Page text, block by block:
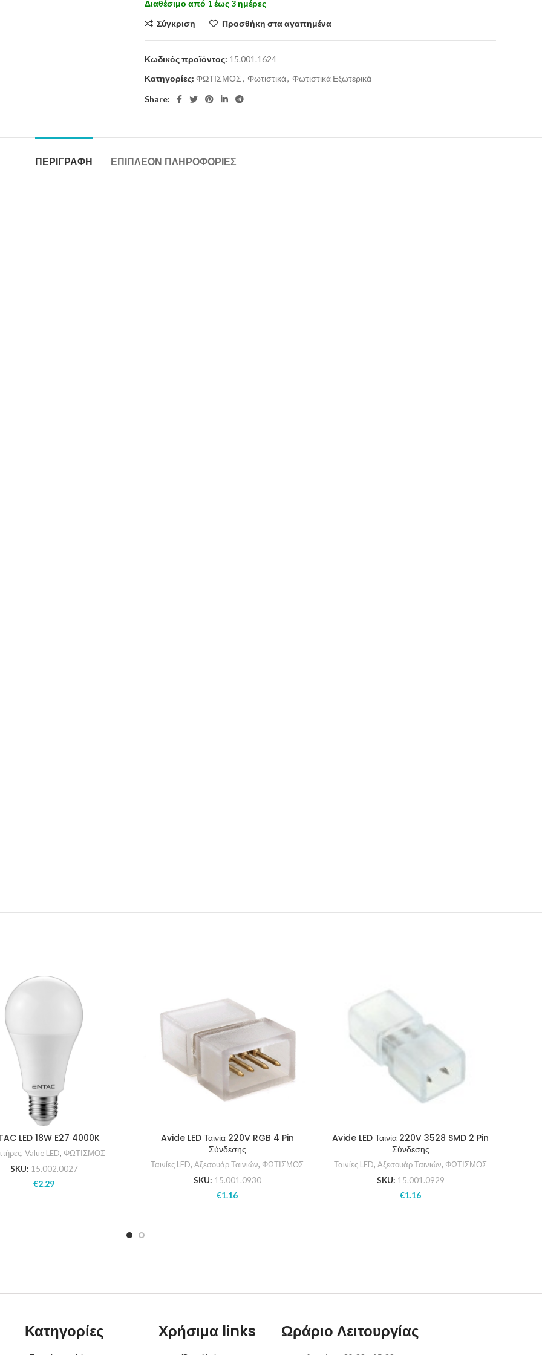
Διαθέσιμο από 1 έως 3 ημέρες
Σύγκριση
Προσθήκη στα αγαπημένα
Κωδικός προϊόντος: 15.001.1624
Κατηγορίες: ΦΩΤΙΣΜΟΣ, Φωτιστικά, Φωτιστικά Εξωτερικά
Share:
ΠΕΡΙΓΡΑΦΉ ΕΠΙΠΛΈΟΝ ΠΛΗΡΟΦΟΡΊΕΣ
LED 18W E27 4000K
, Value LED, ΦΩΤΙΣΜΟΣ
SKU: 15.002.0027
€2.29
Avide LED Ταινία 220V RGB 4 Pin
Σύνδεσης
Ταινίες LED, Αξεσουάρ Ταινιών, ΦΩΤΙΣΜΟΣ
SKU: 15.001.0930
€1.16
Avide LED Ταινία 220V 3528 SMD 2 Pin
Σύνδεσης
Ταινίες LED, Αξεσουάρ Ταινιών, ΦΩΤΙΣΜΟΣ
SKU: 15.001.0929
€1.16
Κατηγορίες Χρήσιμα links Ωράριο Λειτουργίας